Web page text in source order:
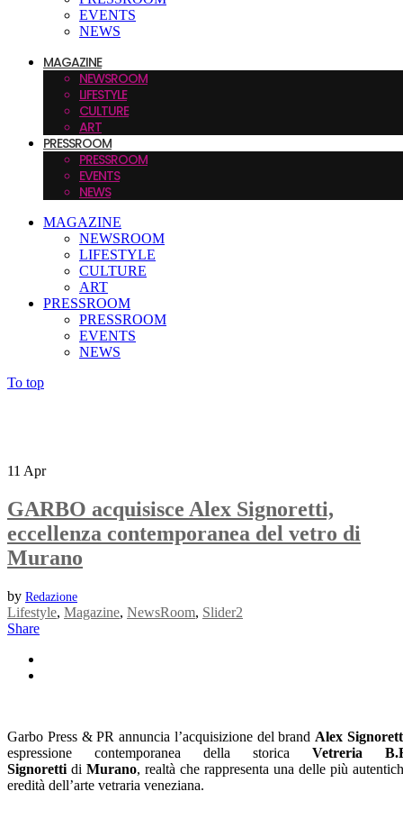
EVENTS
NEWS
MAGAZINE
NEWSROOM
LIFESTYLE
CULTURE
ART
PRESSROOM
PRESSROOM
EVENTS
NEWS
MAGAZINE
NEWSROOM
LIFESTYLE
CULTURE
ART
PRESSROOM
PRESSROOM
EVENTS
NEWS
To top
11 Apr
GARBO acquisisce Alex Signoretti,
eccellenza contemporanea del vetro di
Murano
by Redazione
Lifestyle, Magazine, NewsRoom, Slider2
Share
Garbo Press & PR annuncia l’acquisizione del brand Alex
espressione contemporanea della storica Vetreria
Signoretti di Murano, realtà che rappresenta una delle più
eredità dell’arte vetraria veneziana.